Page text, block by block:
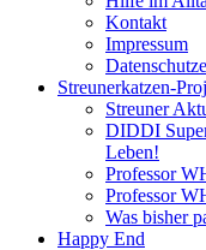
Kontakt
Impressum
Streunerkatzen-
Streuner
DIDDI
Leben!
Professor
Professor
Was bisher
Happy End